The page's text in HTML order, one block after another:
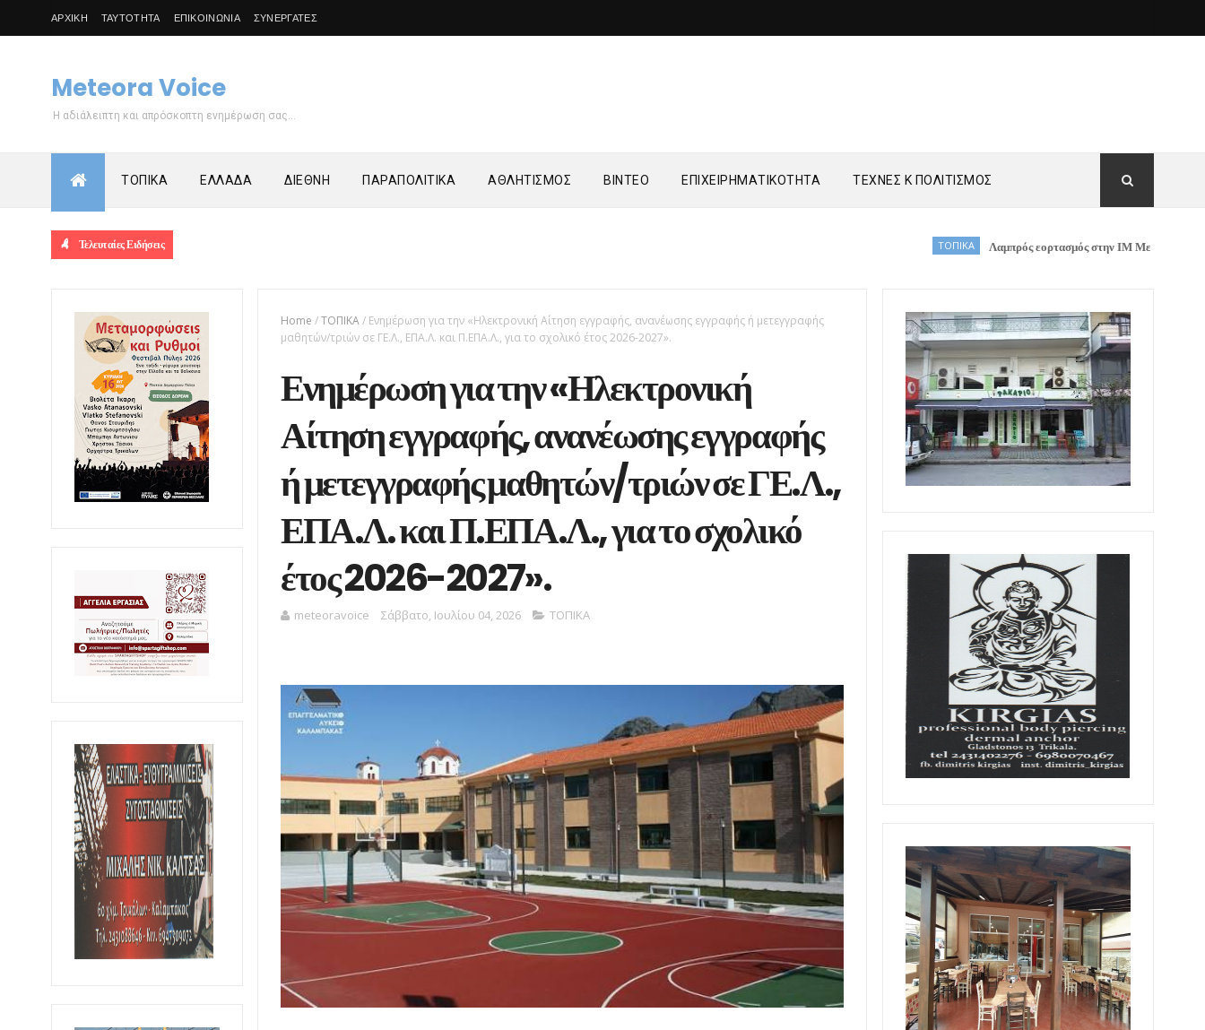
ΑΡΧΙΚΗ ΤΑΥΤΟΤΗΤΑ ΕΠΙΚΟΙΝΩΝΙΑ ΣΥΝΕΡΓΑΤΕΣ
Meteora Voice
Η αδιάλειπτη και απρόσκοπτη ενημέρωση σας...
ΤΟΠΙΚΑ ΕΛΛΑΔΑ ΔΙΕΘΝΗ ΠΑΡΑΠΟΛΙΤΙΚΑ ΑΘΛΗΤΙΣΜΟΣ ΒΙΝΤΕΟ ΕΠΙΧΕΙΡΗΜΑΤΙΚΟΤΗΤΑ ΤΕΧΝΕΣ Κ ΠΟΛΙΤΙΣΜΟΣ
Τελευταίες Ειδήσεις Λαμπρός εορτασμός στην ΙΜ Μεγάλου Μετεώρου
Home /ΤΟΠΙΚΑ/ Ενημέρωση για την «Ηλεκτρονική Αίτηση εγγραφής, ανανέωσης εγγραφής ή μετεγγραφής
μαθητών/τριών σε ΓΕ.Λ., ΕΠΑ.Λ. και Π.ΕΠΑ.Λ., για το σχολικό έτος 2026-2027».
Ενημέρωση για την «Ηλεκτρονική
Αίτηση εγγραφής, ανανέωσης εγγραφής
ή μετεγγραφής μαθητών/τριών σε ΓΕ.Λ.,
ΕΠΑ.Λ. και Π.ΕΠΑ.Λ., για το σχολικό
έτος 2026-2027».
meteoravoice Σάββατο, Ιουλίου 04, 2026 ΤΟΠΙΚΑ